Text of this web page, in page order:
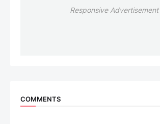
Responsive Advertisement
COMMENTS